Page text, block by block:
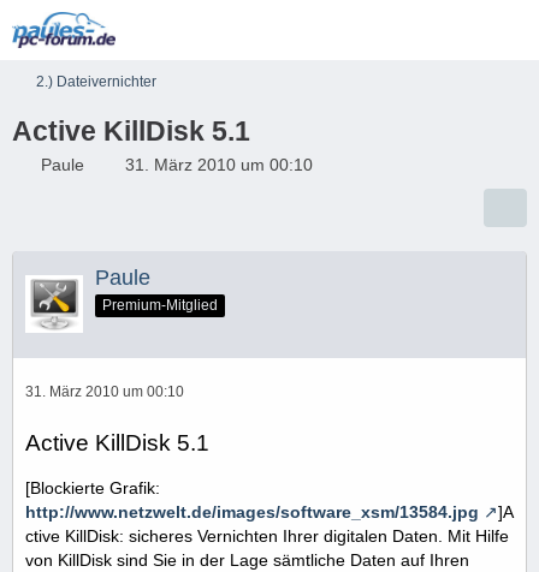
2.) Dateivernichter
Active KillDisk 5.1
Paule 31. März 2010 um 00:10
Paule
Premium-Mitglied
31. März 2010 um 00:10
Active KillDisk 5.1
[Blockierte Grafik:
http://www.netzwelt.de/images/software_xsm/13584.jpg
]A
ctive KillDisk: sicheres Vernichten Ihrer digitalen Daten. Mit Hilfe
von KillDisk sind Sie in der Lage sämtliche Daten auf Ihren